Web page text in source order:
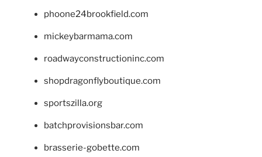
phoone24brookfield.com
mickeybarmama.com
roadwayconstructioninc.com
shopdragonflyboutique.com
sportszilla.org
batchprovisionsbar.com
brasserie-gobette.com